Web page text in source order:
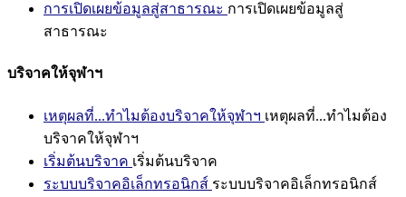
การเปิดเผยข้อมูลสู่สาธารณะ การเปิดเผยข้อมูลสู่
สาธารณะ
บริจาคให้จุฬาฯ
เหตุผลที่...ทำไมต้องบริจาคให้จุฬาฯ เหตุผลที่...ทำไมต้อง
บริจาคให้จุฬาฯ
เริ่มต้นบริจาค เริ่มต้นบริจาค
ระบบบริจาคอิเล็กทรอนิกส์ ระบบบริจาคอิเล็กทรอนิกส์